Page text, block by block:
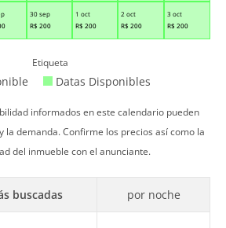
30 sep
R$ 200
1 oct
R$ 200
2 oct
R$ 200
3 oct
R$ 200
Etiqueta
Datas Disponibles
informados en este calendario pueden
la demanda. Confirme los precios así como la
del inmueble con el anunciante.
buscadas por noche